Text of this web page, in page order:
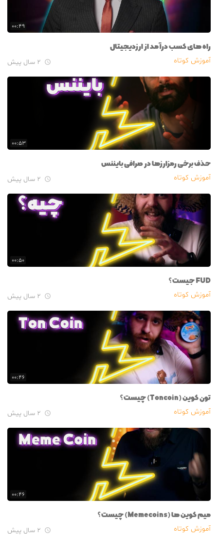
۰۰:۴۹
راه های کسب درآمد از ارزدیجیتال
آموزش کوتاه ۲ سال پیش
۰۰:۵۳
حذف برخی رمزارزها در صرافی بایننس
آموزش کوتاه ۲ سال پیش
۰۰:۵۰
FUD جیست؟
آموزش کوتاه ۲ سال پیش
۰۰:۴۶
تون کوین (Toncoin) چیست؟
آموزش کوتاه ۲ سال پیش
۰۰:۴۶
میم کوین ها (Memecoins) چیست؟
آموزش کوتاه ۲ سال پیش